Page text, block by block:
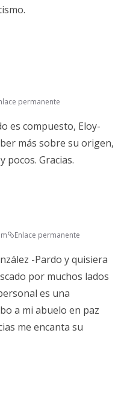
permanente
es compuesto, Eloy-
más sobre su origen,
pocos. Gracias.
Enlace permanente
-Pardo y quisiera
por muchos lados
es una
a mi abuelo en paz
me encanta su